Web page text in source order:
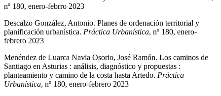
nº 180, enero-febrro 2023
Descalzo González, Antonio. Planes de ordenación territorial y
planificación urbanística. Práctica Urbanística, nº 180, enero-
febrero 2023
Menéndez de Luarca Navia Osorio, José Ramón. Los caminos de
Santiago en Asturias : análisis, diagnóstico y propuestas :
planteamiento y camino de la costa hasta Artedo. Práctica
Urbanística, nº 180, enero-febrero 2023